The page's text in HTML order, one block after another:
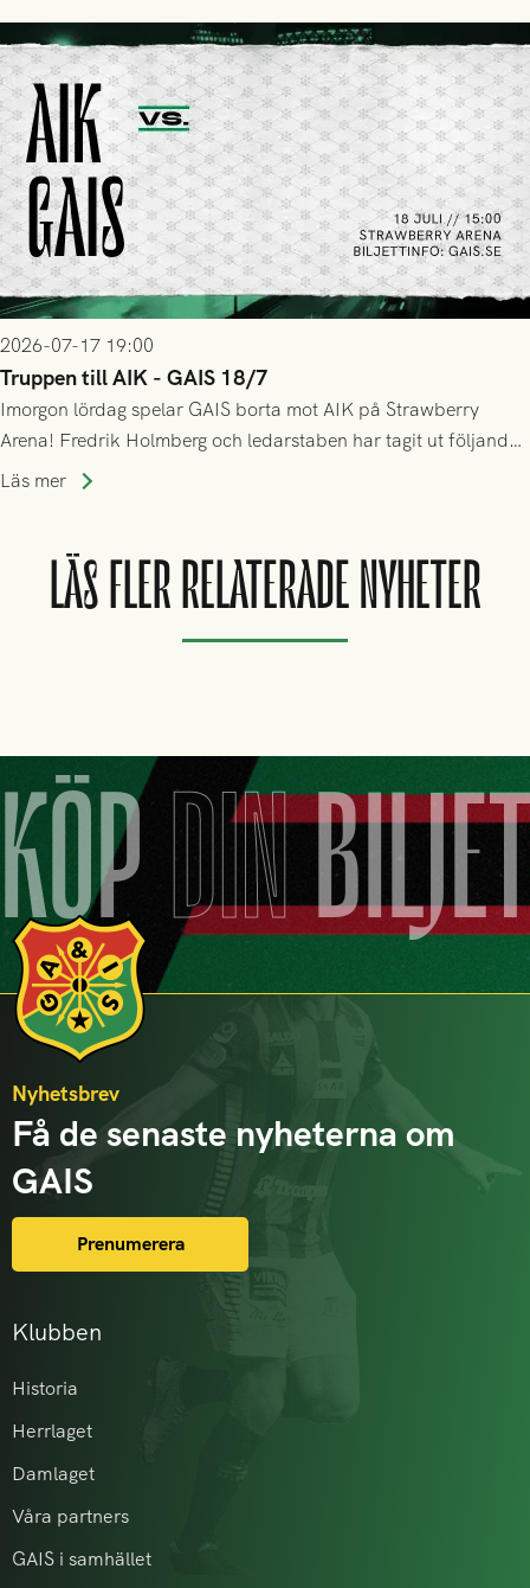
lyckades få in 2-0.
2026-07-17 19:00
Truppen till AIK - GAIS 18/7
Imorgon lördag spelar GAIS borta mot AIK på Strawberry
Arena! Fredrik Holmberg och ledarstaben har tagit ut följande
trupp till matchen:
Läs mer
LÄS FLER RELATERADE NYHETER
KÖPDIN
Klubben
Historia
Herrlaget
Damlaget
Våra partners
GAIS i samhället
Nyhetsbrev
Få de senaste nyheterna om
GAIS
Prenumerera